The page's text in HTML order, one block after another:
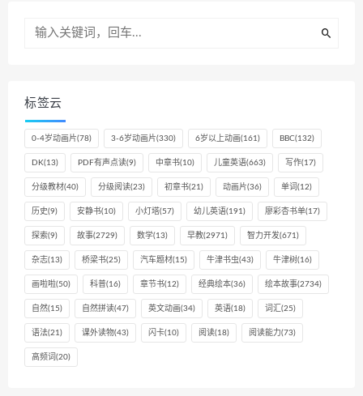
标签云
0-4岁动画片(78) 3-6岁动画片(330) 6岁以上动画(161) BBC(132)
DK(13) PDF有声点读(9) 中章书(10) 儿童英语(663) 写作(17)
分级教材(40) 分级阅读(23) 初章书(21) 动画片(36) 单词 (12)
历史(9) 安静书(10) 小灯塔(57) 幼儿英语(191) 廖彩杏书单(17)
探索(9) 故事(2729) 数学(13) 早教(2971) 智力开发(671)
杂志(13) 桥梁书(25) 汽车题材(15) 牛津书虫(43) 牛津树(16)
画啦啦(50) 科普(16) 章节书(12) 经典绘本(36) 绘本故事(2734)
自然(15) 自然拼读(47) 英文动画(34) 英语(18) 词汇 (25)
语法(21) 课外读物(43) 闪卡(10) 阅读(18) 阅读能力 (73)
高频词 (20)